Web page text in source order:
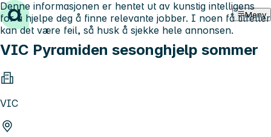
Hopp til innhold Meny
VIC Pyramiden sesonghjelp sommer
VIC
Denne informasjonen er hentet ut av kunstig intelligens
for å hjelpe deg å finne relevante jobber. I noen få tilfeller
kan det være feil, så husk å sjekke hele annonsen.